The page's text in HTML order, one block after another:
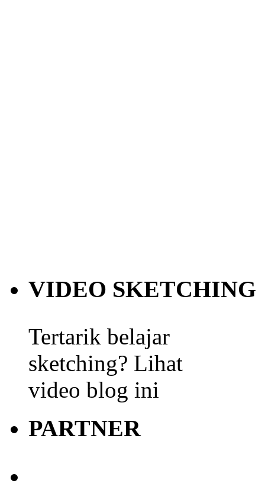
VIDEO SKETCHING
Tertarik belajar
sketching? Lihat
video blog ini
PARTNER